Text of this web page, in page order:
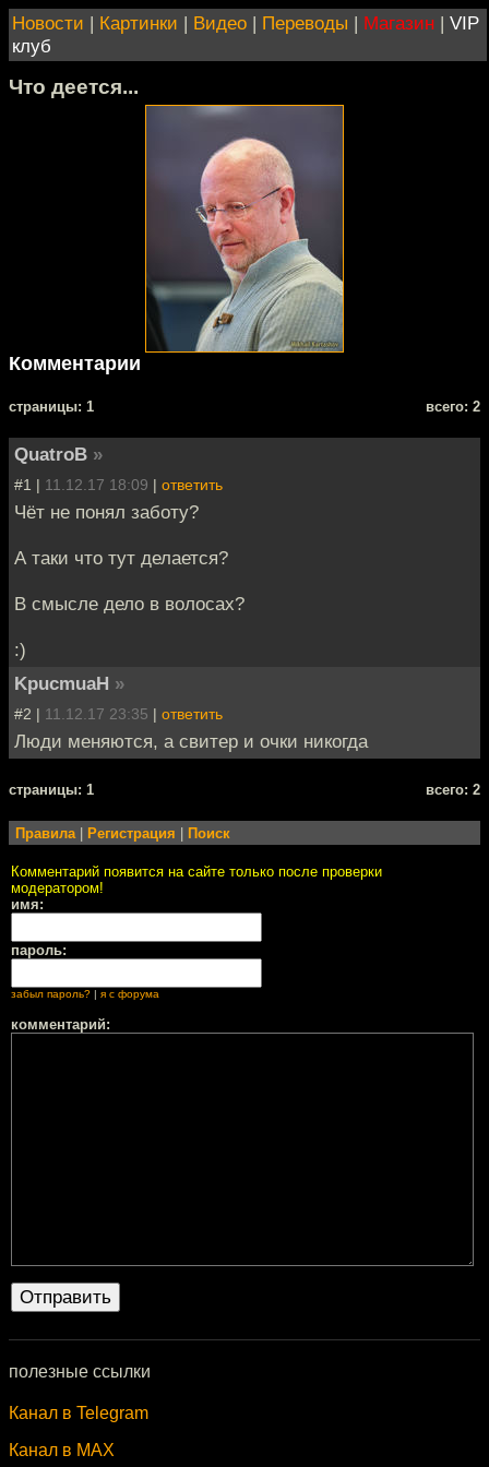
Новости | Картинки | Видео | Переводы | Магазин | VIP
клуб
Что деется...
Комментарии
cтраницы: 1 всего: 2
QuatroB »
#1 | 11.12.17 18:09 | ответить
Чёт не понял заботу?
А таки что тут делается?
В смысле дело в волосах?
:)
KpucmuaH »
#2 | 11.12.17 23:35 | ответить
Люди меняются, а свитер и очки никогда
cтраницы: 1 всего: 2
Правила Регистрация Поиск
Комментарий появится на сайте только после проверки
модератором!
имя:
пароль:
забыл пароль? | я с форума
комментарий:
полезные ссылки
Канал в Telegram
Канал в MAX